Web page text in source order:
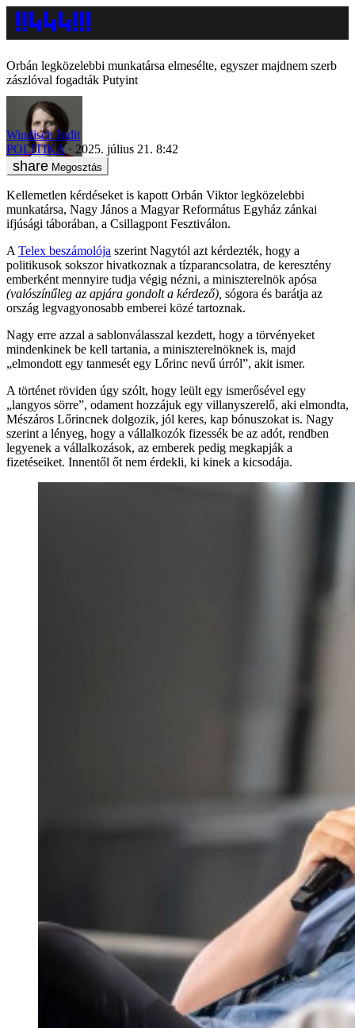
Orbán legközelebbi munkatársa elmesélte, egyszer majdnem szerb
zászlóval fogadták Putyint
Windisch Judit
POLITIKA
2025. július 21. 8:42
Megosztás
Kellemetlen kérdéseket is kapott Orbán Viktor legközelebbi
munkatársa, Nagy János a Magyar Református Egyház zánkai
ifjúsági táborában, a Csillagpont Fesztiválon.
A Telex beszámolója szerint Nagytól azt kérdezték, hogy a
politikusok sokszor hivatkoznak a tízparancsolatra, de keresztény
emberként mennyire tudja végig nézni, a miniszterelnök apósa
(valószínűleg az apjára gondolt a kérdező), sógora és barátja az
ország legvagyonosabb emberei közé tartoznak.
Nagy erre azzal a sablonválasszal kezdett, hogy a törvényeket
mindenkinek be kell tartania, a miniszterelnöknek is, majd
„elmondott egy tanmesét egy Lőrinc nevű úrról”, akit ismer.
A történet röviden úgy szólt, hogy leült egy ismerősével egy
„langyos sörre”, odament hozzájuk egy villanyszerelő, aki elmondta,
Mészáros Lőrincnek dolgozik, jól keres, kap bónuszokat is. Nagy
szerint a lényeg, hogy a vállalkozók fizessék be az adót, rendben
legyenek a vállalkozások, az emberek pedig megkapják a
fizetéseiket. Innentől őt nem érdekli, ki kinek a kicsodája.